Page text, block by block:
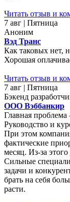
Читать отзыв и
7 авг | Пятница
Аноним
Вэд Транс
Как таковых нет,
Хорошая
Читать отзыв и
7 авг | Пятница
Бэкенд
ООО Вэббанкир
Главная
Руководство и
При этом
фактические
месяц. Из-за
Сильные
задачи и
брать на себя
расти.